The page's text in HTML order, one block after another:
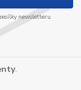
newsletteru.
.